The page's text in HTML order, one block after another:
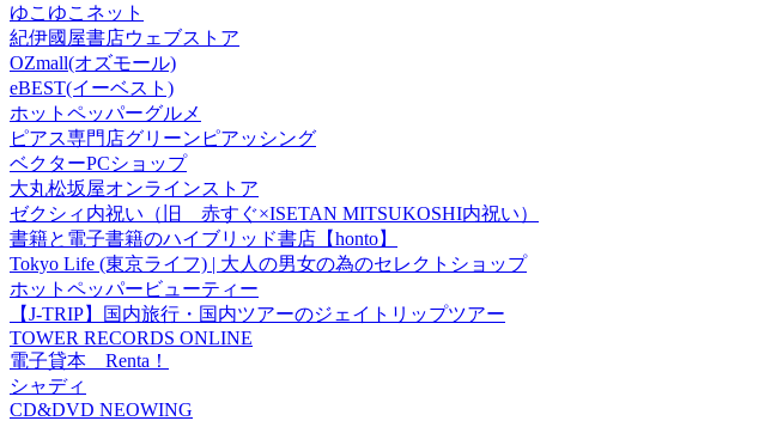
ゆこゆこネット
紀伊國屋書店ウェブストア
OZmall(オズモール)
eBEST(イーベスト)
ホットペッパーグルメ
ピアス専門店グリーンピアッシング
ベクターPCショップ
大丸松坂屋オンラインストア
ゼクシィ内祝い（旧 赤すぐ×ISETAN MITSUKOSHI内祝い）
書籍と電子書籍のハイブリッド書店【honto】
Tokyo Life (東京ライフ) | 大人の男女の為のセレクトショップ
ホットペッパービューティー
【J-TRIP】国内旅行・国内ツアーのジェイトリップツアー
TOWER RECORDS ONLINE
電子貸本 Renta！
シャディ
CD&DVD NEOWING